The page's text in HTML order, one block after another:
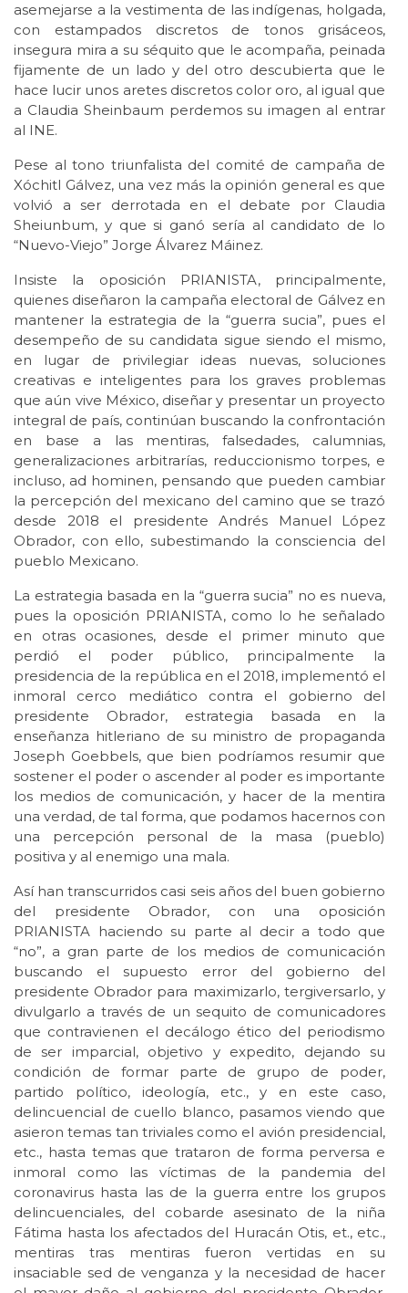
asemejarse a la vestimenta de las indígenas, holgada,
con estampados discretos de tonos grisáceos,
insegura mira a su séquito que le acompaña, peinada
fijamente de un lado y del otro descubierta que le
hace lucir unos aretes discretos color oro, al igual que
a Claudia Sheinbaum perdemos su imagen al entrar
al INE.
Pese al tono triunfalista del comité de campaña de
Xóchitl Gálvez, una vez más la opinión general es que
volvió a ser derrotada en el debate por Claudia
Sheiunbum, y que si ganó sería al candidato de lo
“Nuevo-Viejo” Jorge Álvarez Máinez.
Insiste la oposición PRIANISTA, principalmente,
quienes diseñaron la campaña electoral de Gálvez en
mantener la estrategia de la “guerra sucia”, pues el
desempeño de su candidata sigue siendo el mismo,
en lugar de privilegiar ideas nuevas, soluciones
creativas e inteligentes para los graves problemas
que aún vive México, diseñar y presentar un proyecto
integral de país, continúan buscando la confrontación
en base a las mentiras, falsedades, calumnias,
generalizaciones arbitrarías, reduccionismo torpes, e
incluso, ad hominen, pensando que pueden cambiar
la percepción del mexicano del camino que se trazó
desde 2018 el presidente Andrés Manuel López
Obrador, con ello, subestimando la consciencia del
pueblo Mexicano.
La estrategia basada en la “guerra sucia” no es nueva,
pues la oposición PRIANISTA, como lo he señalado
en otras ocasiones, desde el primer minuto que
perdió el poder público, principalmente la
presidencia de la república en el 2018, implementó el
inmoral cerco mediático contra el gobierno del
presidente Obrador, estrategia basada en la
enseñanza hitleriano de su ministro de propaganda
Joseph Goebbels, que bien podríamos resumir que
sostener el poder o ascender al poder es importante
los medios de comunicación, y hacer de la mentira
una verdad, de tal forma, que podamos hacernos con
una percepción personal de la masa (pueblo)
positiva y al enemigo una mala.
Así han transcurridos casi seis años del buen gobierno
del presidente Obrador, con una oposición
PRIANISTA haciendo su parte al decir a todo que
“no”, a gran parte de los medios de comunicación
buscando el supuesto error del gobierno del
presidente Obrador para maximizarlo, tergiversarlo, y
divulgarlo a través de un sequito de comunicadores
que contravienen el decálogo ético del periodismo
de ser imparcial, objetivo y expedito, dejando su
condición de formar parte de grupo de poder,
partido político, ideología, etc., y en este caso,
delincuencial de cuello blanco, pasamos viendo que
asieron temas tan triviales como el avión presidencial,
etc., hasta temas que trataron de forma perversa e
inmoral como las víctimas de la pandemia del
coronavirus hasta las de la guerra entre los grupos
delincuenciales, del cobarde asesinato de la niña
Fátima hasta los afectados del Huracán Otis, et., etc.,
mentiras tras mentiras fueron vertidas en su
insaciable sed de venganza y la necesidad de hacer